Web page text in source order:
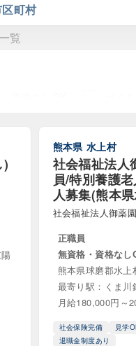
町村
祉士実務者研修 介護
境コーディネーター
認知症介
パート・アルバイト
派遣パート
・正社員以外
)
熊本県 水上村
社会福祉法人
員/特別養護
人募集(熊本
社会福祉法人御薬園
正職員
無資格・資格なし
熊本県球磨郡水
最寄り駅：くま川
月給180,000円～
社会保険完備 見学
退職金制度あり